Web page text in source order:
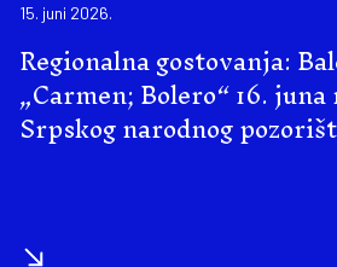
15. juni 2026.
Regionalna gostovanja:
„Carmen; Bolero“ 16.
Srpskog narodnog